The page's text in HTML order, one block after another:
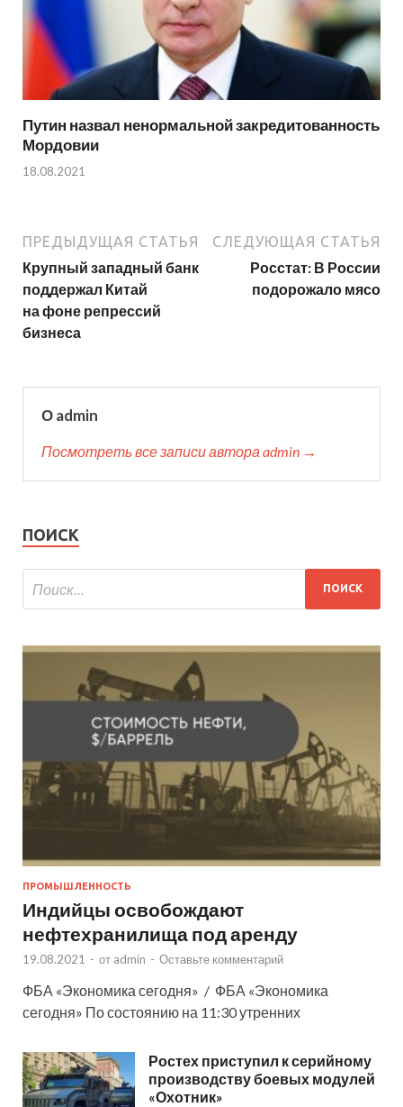
Путин назвал ненормальной закредитованность
Мордовии
18.08.2021
ПРЕДЫДУЩАЯ СТАТЬЯ
Крупный западный банк
поддержал Китай
на фоне репрессий
бизнеса
СЛЕДУЮЩАЯ СТАТЬЯ
Росстат: В России
подорожало мясо
О admin
Посмотреть все записи автора admin →
ПОИСК
ПРОМЫШЛЕННОСТЬ
Индийцы освобождают
нефтехранилища под аренду
19.08.2021 - от admin - Оставьте комментарий
ФБА «Экономика сегодня» / ФБА «Экономика
сегодня» По состоянию на 11:30 утренних
Ростех приступил к серийному
производству боевых модулей
«Охотник»